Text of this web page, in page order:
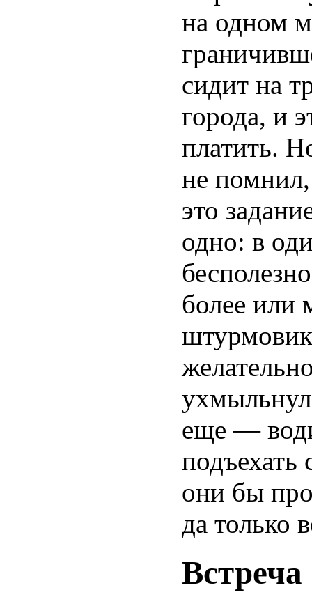
на одном
сидит на
города, и
платить.
не помнил,
это
одно: в
более или
еще —
они бы
да только
Встреча